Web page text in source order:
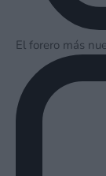
El forero más